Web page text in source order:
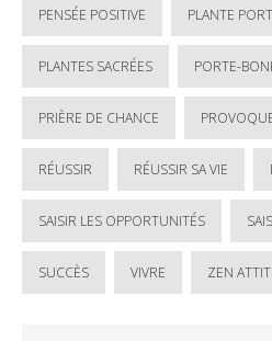
PENSÉE POSITIVE PLANTE
PLANTES SACRÉES PORTE-
PRIÈRE DE CHANCE
RÉUSSIR RÉUSSIR SA VIE
SAISIR LES OPPORTUNITÉS
SUCCÈS VIVRE ZEN